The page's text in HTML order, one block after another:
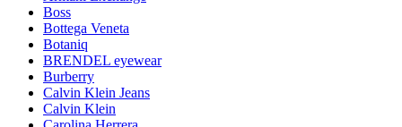
Boss
Bottega Veneta
Botaniq
BRENDEL eyewear
Burberry
Calvin Klein Jeans
Calvin Klein